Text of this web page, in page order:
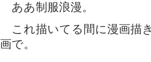
ああ制服浪漫。
これ描いてる間に漫画描
画で。